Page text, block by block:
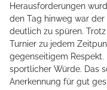
Herausforderungen
den Tag hinweg war
deutlich zu spüren.
Turnier zu jedem
gegenseitigem
sportlicher Würde. Das
Anerkennung für gut